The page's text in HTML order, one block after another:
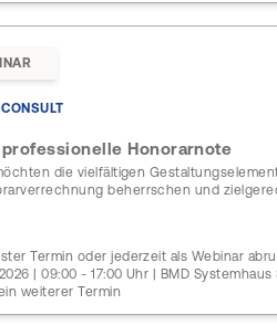
professionelle Honorarnote
die vielfältigen
beherrschen und
Termin oder jederzeit als Webinar
| 09:00 - 17:00 Uhr | BMD Systemhaus
weiterer Termin